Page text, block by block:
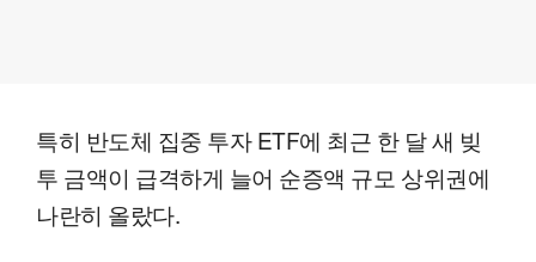
특히 반도체 집중 투자 ETF에 최근 한 달 새 빚
투 금액이 급격하게 늘어 순증액 규모 상위권에
나란히 올랐다.